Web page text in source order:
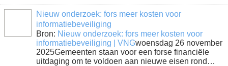
Nieuw onderzoek: fors meer kosten voor
informatiebeveiliging
Bron: Nieuw onderzoek: fors meer kosten voor
informatiebeveiliging | VNGwoensdag 26 november
2025Gemeenten staan voor een forse financiële
uitdaging om te voldoen aan nieuwe eisen rond…